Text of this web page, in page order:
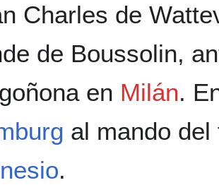
Charles de
de Boussolin,
en Milán.
al mando
.